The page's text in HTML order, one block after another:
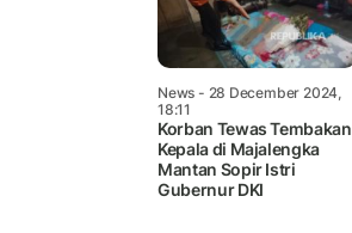
News - 28 December 2024,
18:11
Korban Tewas Tembakan
Kepala di Majalengka
Mantan Sopir Istri
Gubernur DKI